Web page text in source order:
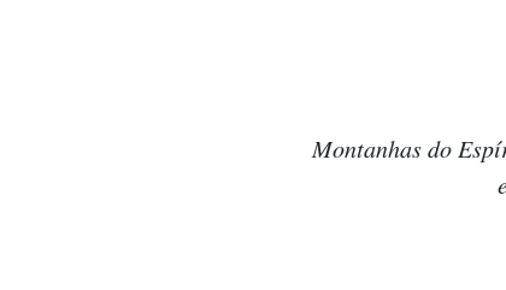
Montanhas do